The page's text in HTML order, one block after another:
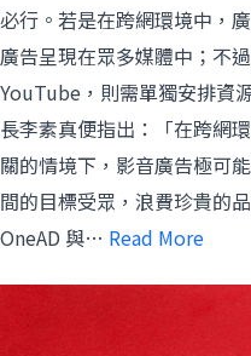
必行。若是在跨網環境中，
廣告呈現在眾多媒體中；不
YouTube，則需單獨安排資
長李素真便指出：「在跨網
關的情境下，影音廣告極可
間的目標受眾，浪費珍貴的
OneAD 與… Read More